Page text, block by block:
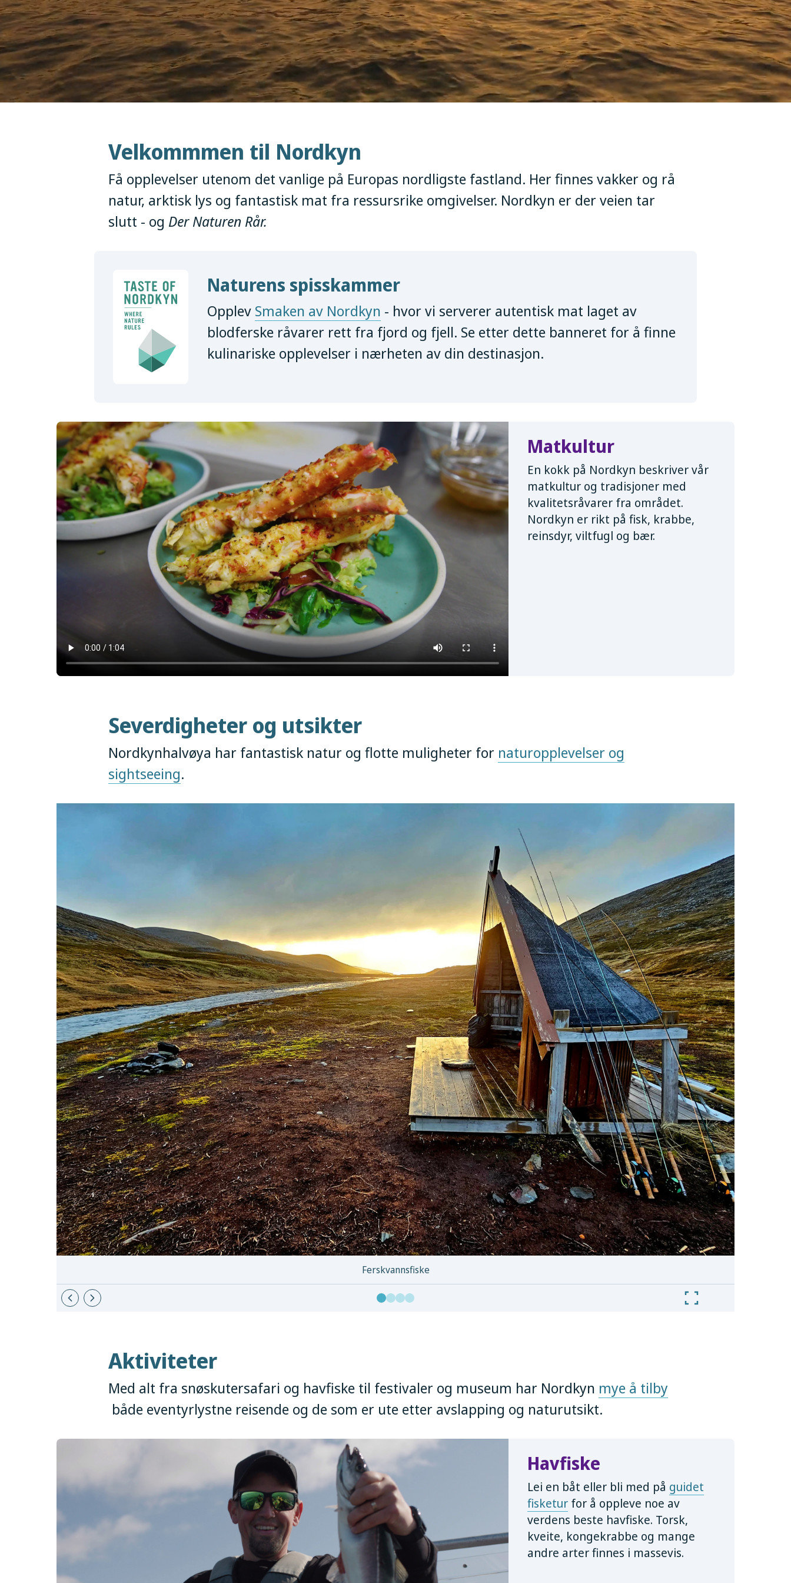
Velkommmen til Nordkyn
Få opplevelser utenom det vanlige på Europas nordligste fastland. Her finnes vakker og rå
natur, arktisk lys og fantastisk mat fra ressursrike omgivelser. Nordkyn er der veien tar
slutt - og Der Naturen Rår.
Naturens spisskammer
Opplev Smaken av Nordkyn - hvor vi serverer autentisk mat laget av
blodferske råvarer rett fra fjord og fjell. Se etter dette banneret for å finne
kulinariske opplevelser i nærheten av din destinasjon.
Matkultur
En kokk på Nordkyn beskriver vår
matkultur og tradisjoner med
kvalitetsråvarer fra området.
Nordkyn er rikt på fisk, krabbe,
reinsdyr, viltfugl og bær.
Severdigheter og utsikter
Nordkynhalvøya har fantastisk natur og flotte muligheter for naturopplevelser og
sightseeing.
Ferskvannsfiske
Aktiviteter
Med alt fra snøskutersafari og havfiske til festivaler og museum har Nordkyn mye å tilby
både eventyrlystne reisende og de som er ute etter avslapping og naturutsikt.
Havfiske
Lei en båt eller bli med på guidet
fisketur for å oppleve noe av
verdens beste havfiske. Torsk,
kveite, kongekrabbe og mange
andre arter finnes i massevis.